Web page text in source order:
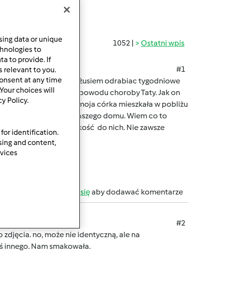
1052 | Ostatni wpis
#1
, że będziesz z mężusiem odrabiac tygodniowe
Współczuję Ci z powodu choroby Taty. Jak on
chciałam, żeby moja córka mieszkała w pobliżu
tylko 600 m od naszego domu. Wiem co to
jak ważna jest bliskość do nich. Nie zawsze
zarejestruj sięaby dodawać komentarze
#2
zdjęcia. no, może nie identyczną, ale na
Nam smakowała.
data or unique
to
to provide. If
relevant to you.
at any time
choices will
Policy.
for identification.
and content,